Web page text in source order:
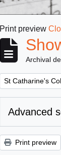
Print preview
Archival
Remove filter:
St Catharine's
Advanced
Print preview